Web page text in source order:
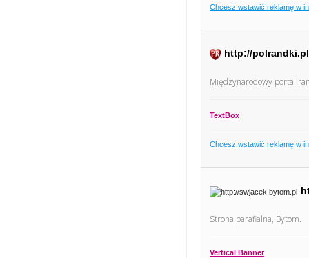
Chcesz wstawić reklamę w
http://polrandki.pl
Międzynarodowy portal
TextBox
Chcesz wstawić reklamę w
Strona parafialna, Bytom.
Vertical Banner